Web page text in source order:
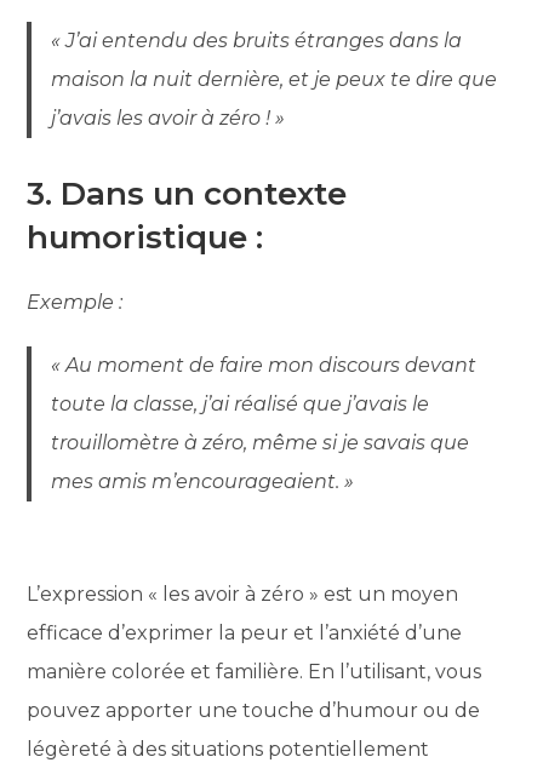
« J’ai entendu des bruits étranges dans la
maison la nuit dernière, et je peux te dire que
j’avais les avoir à zéro ! »
3. Dans un contexte
humoristique :
Exemple :
« Au moment de faire mon discours devant
toute la classe, j’ai réalisé que j’avais le
trouillomètre à zéro, même si je savais que
mes amis m’encourageaient. »
L’expression « les avoir à zéro » est un moyen
efficace d’exprimer la peur et l’anxiété d’une
manière colorée et familière. En l’utilisant, vous
pouvez apporter une touche d’humour ou de
légèreté à des situations potentiellement